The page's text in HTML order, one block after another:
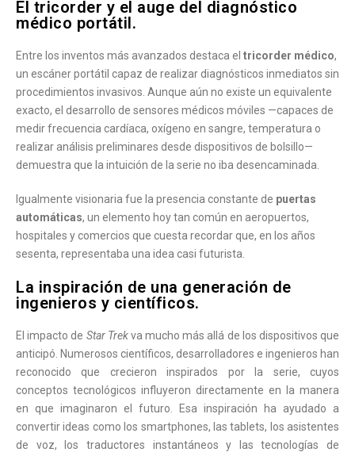
El tricorder y el auge del diagnóstico
médico portátil.
Entre los inventos más avanzados destaca el tricorder médico,
un escáner portátil capaz de realizar diagnósticos inmediatos sin
procedimientos invasivos. Aunque aún no existe un equivalente
exacto, el desarrollo de sensores médicos móviles —capaces de
medir frecuencia cardíaca, oxígeno en sangre, temperatura o
realizar análisis preliminares desde dispositivos de bolsillo—
demuestra que la intuición de la serie no iba desencaminada.
Igualmente visionaria fue la presencia constante de puertas
automáticas, un elemento hoy tan común en aeropuertos,
hospitales y comercios que cuesta recordar que, en los años
sesenta, representaba una idea casi futurista.
La inspiración de una generación de
ingenieros y científicos.
El impacto de Star Trekva mucho más allá de los dispositivos que
anticipó. Numerosos científicos, desarrolladores e ingenieros han
reconocido que crecieron inspirados por la serie, cuyos
conceptos tecnológicos influyeron directamente en la manera
en que imaginaron el futuro. Esa inspiración ha ayudado a
convertir ideas como los smartphones, las tablets, los asistentes
de voz, los traductores instantáneos y las tecnologías de